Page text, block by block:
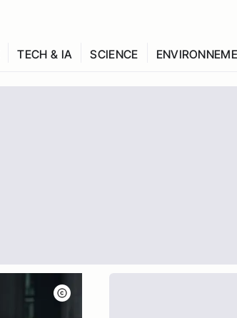
TECH & IA SCIENCE